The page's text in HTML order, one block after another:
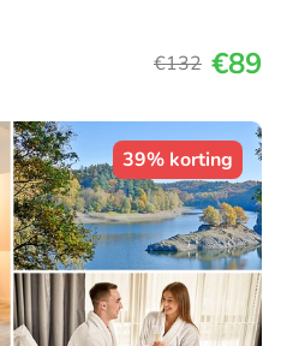
€132 €89
39% korting